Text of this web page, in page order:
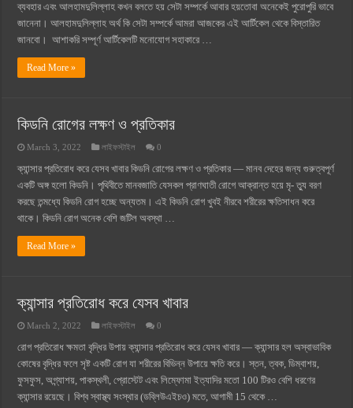
ব্যবহার এবং আলহামদুলিল্লাহ কখন বলতে হয় সেটা সম্পর্কে আবার হয়তোবা অনেকেই পুরোপুরি ভাবে
জানেনা। আলহামদুলিল্লাহ অর্থ কি সেটা সম্পর্কে আমরা আজকের এই আর্টিকেল থেকে বিস্তারিত
জানবো। আশাকরি সম্পূর্ণ আর্টিকেলটি মনোযোগ সহাকারে …
Read More »
কিডনি রোগের লক্ষণ ও প্রতিকার
March 3, 2022 লাইফস্টাইল 0
ক্যান্সার প্রতিরোধ করে যেসব খাবার কিডনি রোগের লক্ষণ ও প্রতিকার — মানব দেহের জন্য গুরুত্বপূর্ণ
একটি অঙ্গ হলো কিডনি। পৃথিবীতে মানবজাতি যেসকল প্রাণঘাতী রোগে আক্রান্ত হয়ে মৃ- ত্যু বরণ
করছে তন্মধ্যে কিডনি রোগ হচ্ছে অন্যতম। এই কিডনি রোগ খুবই নীরবে শরীরের ক্ষতিসাধন করে
থাকে। কিডনি রোগ অনেক বেশি জটিল অবস্থা …
Read More »
ক্যান্সার প্রতিরোধ করে যেসব খাবার
March 2, 2022 লাইফস্টাইল 0
রোগ প্রতিরোধ ক্ষমতা বৃদ্ধির উপায় ক্যান্সার প্রতিরোধ করে যেসব খাবার — ক্যান্সার হল অস্বাভাবিক
কোষের বৃদ্ধির ফলে সৃষ্ট একটি রোগ যা শরীরের বিভিন্ন উপায়ে ক্ষতি করে। স্তন, ত্বক, ডিম্বাশয়,
ফুসফুস, অগ্ন্যাশয়, পাকস্থলী, প্রোস্টেট এবং লিম্ফোমা ইত্যাদির মতো 100 টিরও বেশি ধরণের
ক্যান্সার রয়েছে। বিশ্ব স্বাস্থ্য সংস্থার (ডব্লিউএইচও) মতে, আগামী 15 থেকে …